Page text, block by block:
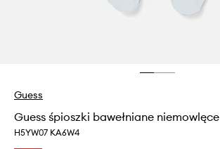
Guess
Guess śpioszki bawełniane niemowlęce
H5YW07 KA6W4